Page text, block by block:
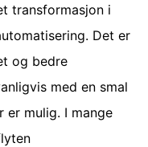
transformasjon i
Det er
og bedre
med en smal
er mulig. I mange